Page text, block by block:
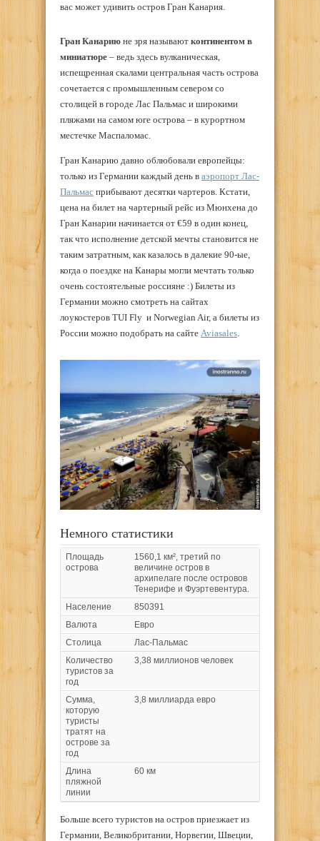
вас может удивить остров Гран Канария.
Гран Канарию не зря называют континентом в
миниатюре – ведь здесь вулканическая,
испещренная скалами центральная часть острова
сочетается с промышленным севером со
столицей в городе Лас Пальмас и широкими
пляжами на самом юге острова – в курортном
местечке Маспаломас.
Гран Канарию давно облюбовали европейцы:
только из Германии каждый день в аэропорт Лас-
Пальмас прибывают десятки чартеров. Кстати,
цена на билет на чартерный рейс из Мюнхена до
Гран Канарии начинается от €59 в один конец,
так что исполнение детской мечты становится не
таким затратным, как казалось в далекие 90-ые,
когда о поездке на Канары могли мечтать только
очень состоятельные россияне :) Билеты из
Германии можно смотреть на сайтах
лоукостеров TUI Fly и Norwegian Air, а билеты из
России можно подобрать на сайте Aviasales
Немного статистики
Площадь
острова
1560,1 км², третий по
величине остров в
архипелаге после островов
Тенерифе и Фуэртевентура.
Население
850391
Валюта
Евро
Столица
Лас-Пальмас
Количество
туристов за
год
3,38 миллионов человек
Сумма,
которую
туристы
тратят на
острове за
год
3,8 миллиарда евро
Длина
пляжной
линии
60 км
Больше всего туристов на остров приезжает из
Германии, Великобритании, Норвегии, Швеции,